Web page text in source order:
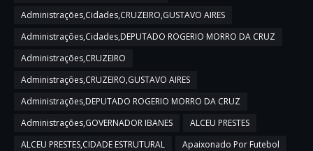
Administrações,Cidades,CRUZEIRO,GUSTAVO AIRES
Administrações,Cidades,DEPUTADO ROGERIO MORRO DA CRUZ
Administrações,CRUZEIRO
Administrações,CRUZEIRO,GUSTAVO AIRES
Administrações,DEPUTADO ROGERIO MORRO DA CRUZ
Administrações,GOVERNADOR IBANES
ALCEU PRESTES
ALCEU PRESTES,CIDADE ESTRUTURAL
Apaixonado Por Futebol